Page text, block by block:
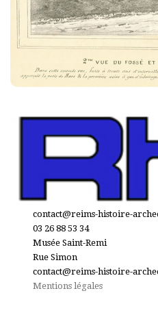
contact@reims-histoire-
03 26 88 53 34
Musée Saint-Remi
Rue Simon
contact@reims-histoire-
Mentions légales